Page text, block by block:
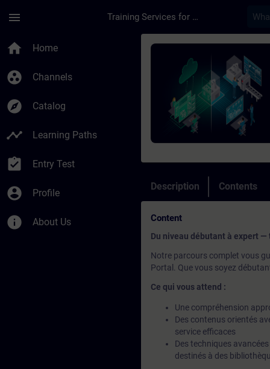
menu Training Services for Digital Industries
home Home
group_work Channels
explore Catalog
timeline Learning Paths
assignment_turned_in Entry Test
account_circle Profile
info About Us
Course -
Description Contents
Content
Du niveau débutant à expert
Notre parcours complet vous
Portal. Que vous soyez
Ce qui vous attend :
Une compréhension
Des contenus orientés
service efficaces
Des techniques
destinés à des